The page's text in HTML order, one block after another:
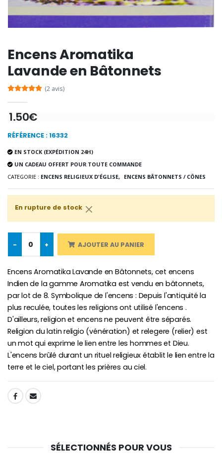
€10.00 €7.00
-20%
Eau de Lourdes 1 Litre
€12.00 €9.60
€12.00
Bonbons Pastilles Menthe à l'Eau de Lourdes - 130g
€7.90
-10%
-25%
€78.00 €58.50
Huile d'Onction
€9.90
€4.90
€12.90
€2.50
€5.00
Encens Aromatika
Lavande en Bâtonnets
(2 avis)
1.50€
RÉFÉRENCE : 16332
EN STOCK (EXPÉDITION 24H)
UN CADEAU OFFERT POUR TOUTE COMMANDE
CATEGORIE : ENCENS RELIGIEUX D'ÉGLISE, ENCENS BÂTONNETS / CÔNES
En rupture de stock
- + AJOUTER AU PANIER
Encens Aromatika Lavande en Bâtonnets, cet encens
Indien de la gamme Aromatika est vendu en bâtonnets,
par lot de 8. Symbolique de l'encens : Depuis l'antiquité la
plus reculée, toutes les religions ont utilisé l'encens .
D'ailleurs, religion et encens ne peuvent être séparés.
Religion du latin religio (vénération) et relegere (relier) est
un mot qui exprime le lien entre les hommes et Dieu.
L'encens brûlé durant un rituel religieux établit le lien entre la
terre et le ciel, portant les prières au ciel.
SHARE:
SÉLECTIONNÉS POUR VOUS